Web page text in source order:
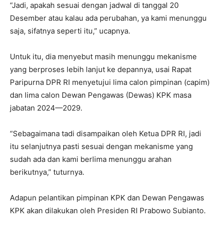
“Jadi, apakah sesuai dengan jadwal di tanggal 20
Desember atau kalau ada perubahan, ya kami menunggu
saja, sifatnya seperti itu,” ucapnya.
Untuk itu, dia menyebut masih menunggu mekanisme
yang berproses lebih lanjut ke depannya, usai Rapat
Paripurna DPR RI menyetujui lima calon pimpinan (capim)
dan lima calon Dewan Pengawas (Dewas) KPK masa
jabatan 2024—2029.
“Sebagaimana tadi disampaikan oleh Ketua DPR RI, jadi
itu selanjutnya pasti sesuai dengan mekanisme yang
sudah ada dan kami berlima menunggu arahan
berikutnya,” tuturnya.
Adapun pelantikan pimpinan KPK dan Dewan Pengawas
KPK akan dilakukan oleh Presiden RI Prabowo Subianto.